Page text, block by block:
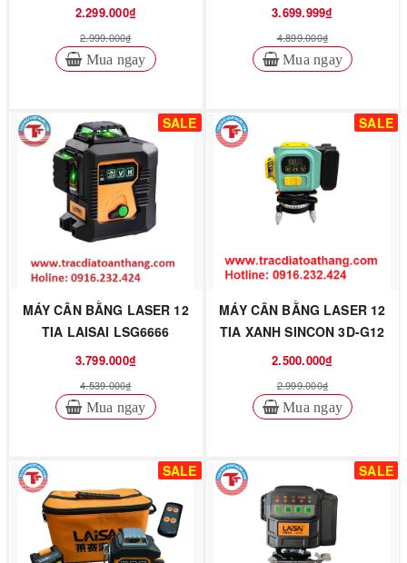
2.299.000₫
2.999.000₫
Mua ngay
3.699.999₫
4.899.000₫
Mua ngay
SALE
MÁY CÂN BẰNG LASER 12
TIA LAISAI LSG6666
3.799.000₫
4.539.000₫
Mua ngay
SALE
MÁY CÂN BẰNG LASER 12
TIA XANH SINCON 3D-G12
2.500.000₫
2.999.000₫
Mua ngay
SALE SALE